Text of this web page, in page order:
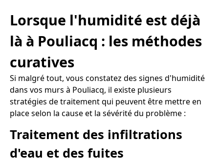
Lorsque l'humidité est déjà
là à Pouliacq : les méthodes
curatives
Si malgré tout, vous constatez des signes d'humidité
dans vos murs à Pouliacq, il existe plusieurs
stratégies de traitement qui peuvent être mettre en
place selon la cause et la sévérité du problème :
Traitement des infiltrations
d'eau et des fuites